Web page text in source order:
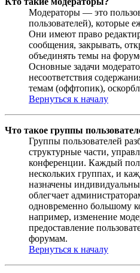
Модераторы — это
пользователей), которые
Они имеют право
сообщения, закрывать,
объединять темы на
Основные задачи
несоответствия
темам (оффтопик),
Вернуться к началу
Что такое группы
Группы пользователей
структурные части,
конференции. Каждый
нескольких группах, и
назначены
облегчает
одновременно большому
например, изменение
предоставление
форумам.
Вернуться к началу